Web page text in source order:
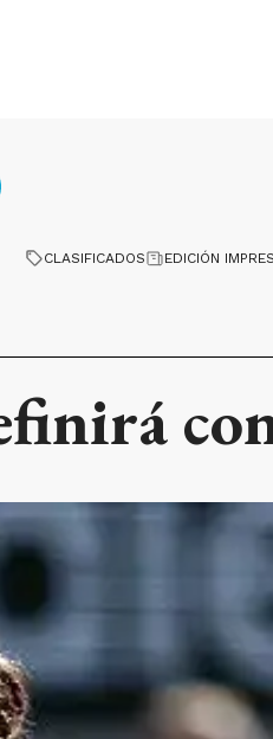
CLASIFICADOS EDICIÓN